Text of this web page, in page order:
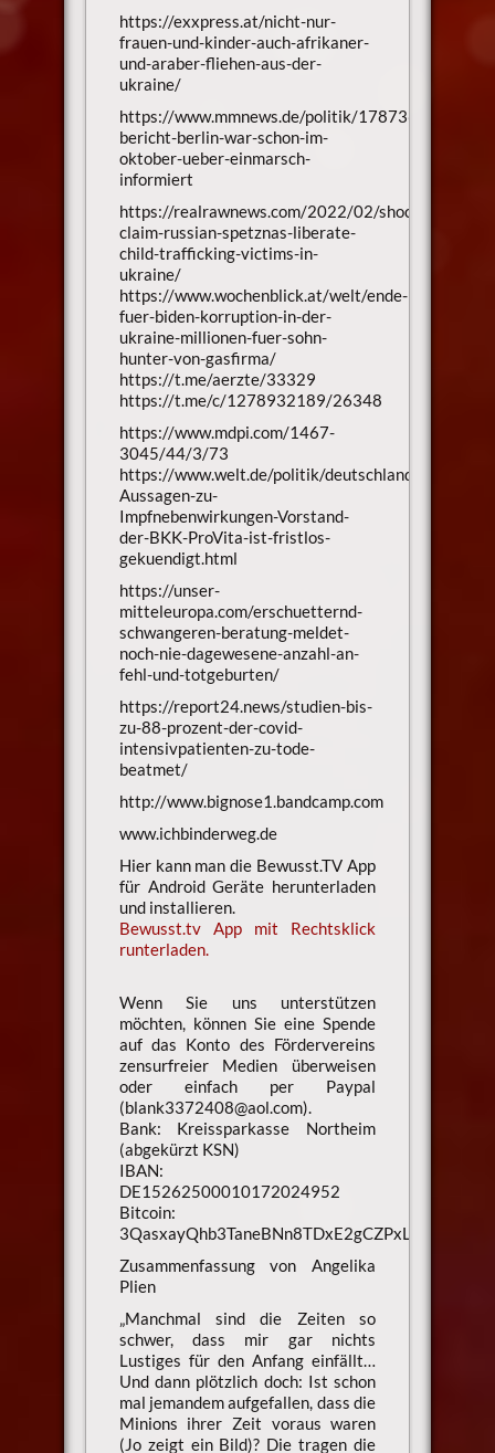
https://exxpress.at/nicht-nur-
frauen-und-kinder-auch-afrikaner-
und-araber-fliehen-aus-der-
ukraine/
https://www.mmnews.de/politik/178736-
bericht-berlin-war-schon-im-
oktober-ueber-einmarsch-
informiert
https://realrawnews.com/2022/02/shock-
claim-russian-spetznas-liberate-
child-trafficking-victims-in-
ukraine/
https://www.wochenblick.at/welt/ende-
fuer-biden-korruption-in-der-
ukraine-millionen-fuer-sohn-
hunter-von-gasfirma/
https://t.me/aerzte/33329
https://t.me/c/1278932189/26348
https://www.mdpi.com/1467-
3045/44/3/73
https://www.welt.de/politik/deutschland/
Aussagen-zu-
Impfnebenwirkungen-Vorstand-
der-BKK-ProVita-ist-fristlos-
gekuendigt.html
https://unser-
mitteleuropa.com/erschuetternd-
schwangeren-beratung-meldet-
noch-nie-dagewesene-anzahl-an-
fehl-und-totgeburten/
https://report24.news/studien-bis-
zu-88-prozent-der-covid-
intensivpatienten-zu-tode-
beatmet/
http://www.bignose1.bandcamp.com
www.ichbinderweg.de
Hier kann man die Bewusst.TV App
für Android Geräte herunterladen
und installieren.
Bewusst.tv App mit Rechtsklick
runterladen.
Wenn Sie uns unterstützen
möchten, können Sie eine Spende
auf das Konto des Fördervereins
zensurfreier Medien überweisen
oder einfach per Paypal
(blank3372408@aol.com).
Bank: Kreissparkasse Northeim
(abgekürzt KSN)
IBAN:
DE15262500010172024952
Bitcoin:
3QasxayQhb3TaneBNn8TDxE2gCZPxLaXsU
Zusammenfassung von Angelika
Plien
„Manchmal sind die Zeiten so
schwer, dass mir gar nichts
Lustiges für den Anfang einfällt…
Und dann plötzlich doch: Ist schon
mal jemandem aufgefallen, dass die
Minions ihrer Zeit voraus waren
(Jo zeigt ein Bild)? Die tragen die